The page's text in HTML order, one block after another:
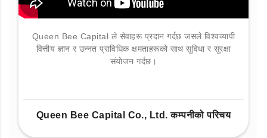
Queen Bee Capital ले सेवाहरू प्रदान गर्दछ जसले विश्वव्यापी
वित्तीय ज्ञान र उन्नत प्राविधिक क्षमताहरूको साथ सुविधा र सुरक्षा
संयोजन गर्दछ।
Queen Bee Capital Co., Ltd. कम्पनीको परिचय